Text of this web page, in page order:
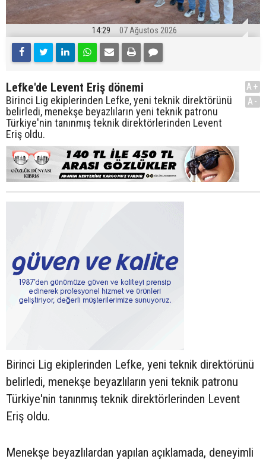
14:29 07 Ağustos 2026
Lefke'de Levent Eriş dönemi
Birinci Lig ekiplerinden Lefke, yeni teknik direktörünü
belirledi, menekşe beyazlıların yeni teknik patronu
Türkiye'nin tanınmış teknik direktörlerinden Levent
Eriş oldu.
A+
A-
Birinci Lig ekiplerinden Lefke, yeni teknik direktörünü
belirledi, menekşe beyazlıların yeni teknik patronu
Türkiye'nin tanınmış teknik direktörlerinden Levent
Eriş oldu.
Menekşe beyazlılardan yapılan açıklamada, deneyimli